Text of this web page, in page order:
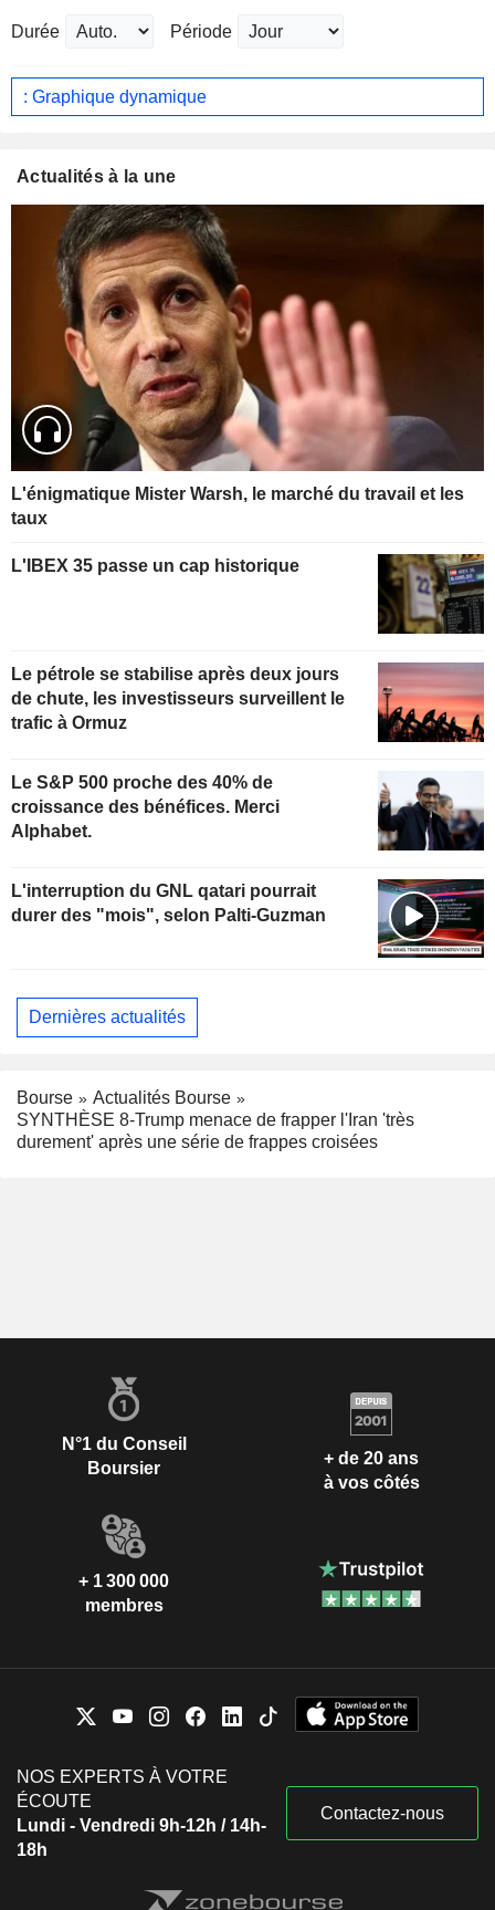
Durée Période
: Graphique dynamique
Actualités à la une
L'énigmatique Mister Warsh, le marché du travail et les
taux
L'IBEX 35 passe un cap historique
Le pétrole se stabilise après deux jours
de chute, les investisseurs surveillent le
trafic à Ormuz
Le S&P 500 proche des 40% de
croissance des bénéfices. Merci
Alphabet.
L'interruption du GNL qatari pourrait
durer des "mois", selon Palti-Guzman
Dernières actualités
Bourse
Actualités Bourse
SYNTHÈSE 8-Trump menace de frapper l'Iran 'très
durement' après une série de frappes croisées
N°1 du Conseil
Boursier
+ de 20 ans
à vos côtés
+ 1 300 000
membres
NOS EXPERTS À VOTRE
ÉCOUTE
Lundi - Vendredi 9h-12h / 14h-
18h
Contactez-nous